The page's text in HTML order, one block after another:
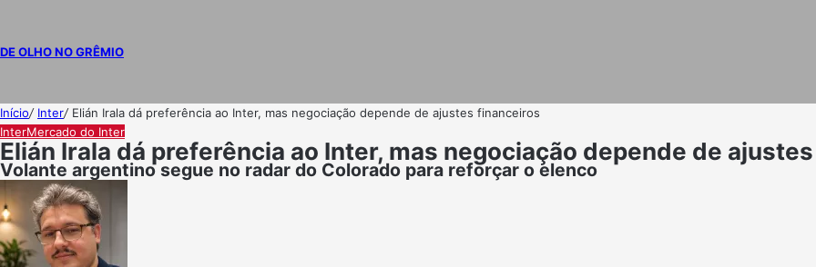
DE OLHO NO GRÊMIO
Início/ Inter/ Elián Irala dá preferência ao Inter, mas negociação depende de ajustes financeiros
InterMercado do Inter
Elián Irala dá preferência ao Inter, mas negociação depende de
Volante argentino segue no radar do Colorado para reforçar o elenco